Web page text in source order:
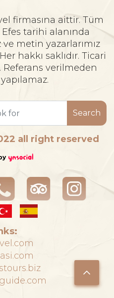
firmasına aittir. Tüm
tarihi alanında
metin yazarlarımız
hakkı saklıdır. Ticari
Referans verilmeden
Search
all right reserved